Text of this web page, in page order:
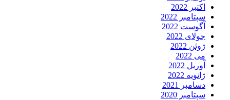
اکتبر 2022
سپتامبر 2022
آگوست 2022
جولای 2022
ژوئن 2022
می 2022
آوریل 2022
ژانویه 2022
دسامبر 2021
سپتامبر 2020